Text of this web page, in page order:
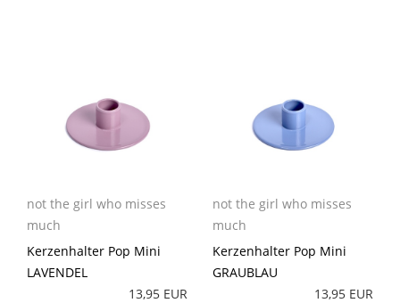
not the girl who misses
much
Kerzenhalter Pop Mini
LAVENDEL
13,95 EUR
not the girl who misses
much
Kerzenhalter Pop Mini
GRAUBLAU
13,95 EUR